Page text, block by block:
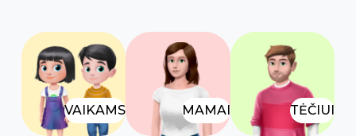
VAIKAMS MAMAI TĖČIUI